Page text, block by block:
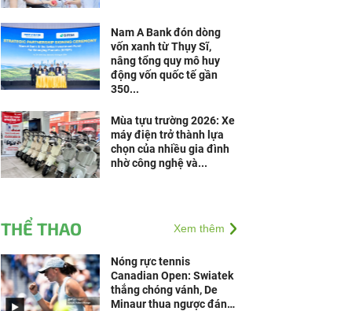
Nam A Bank đón dòng
vốn xanh từ Thụy Sĩ,
nâng tổng quy mô huy
động vốn quốc tế gần
350...
Mùa tựu trường 2026: Xe
máy điện trở thành lựa
chọn của nhiều gia đình
nhờ công nghệ và...
THỂ THAO Xem thêm
Nóng rực tennis
Canadian Open: Swiatek
thắng chóng vánh, De
Minaur thua ngược đáng